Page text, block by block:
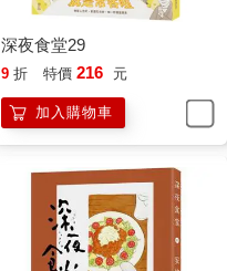
深夜食堂29
9 折 特價 216 元
加入購物車